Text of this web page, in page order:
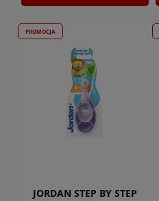
JORDAN STEP BY STEP
PROMOCJA